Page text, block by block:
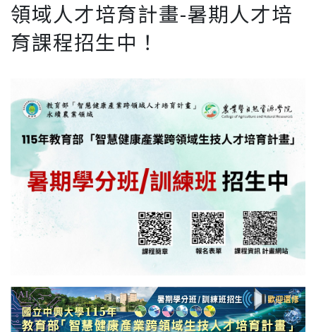
領域人才培育計畫-暑期人才培
育課程招生中！